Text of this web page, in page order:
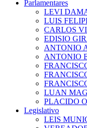
Parlamentares
LEVI
LUIS
CARLOS
EDISIO
ANTONIO
ANTONIO
LUAN
PLACIDO
Legislativo
LEIS